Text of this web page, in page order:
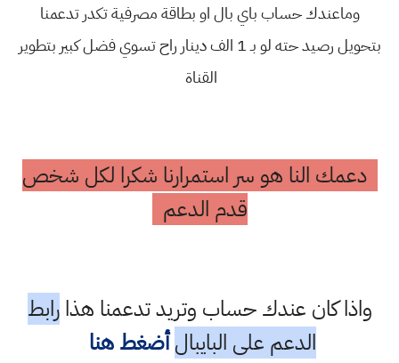
وماعندك حساب باي بال او بطاقة مصرفية تكدر تدعمنا
بتحويل رصيد حته لو بـ 1 الف دينار راح تسوي فضل كبير بتطوير
القناة
دعمك النا هو سر استمرارنا شكرا لكل شخص
قدم الدعم
واذا كان عندك حساب وتريد تدعمنا هذارابط
الدعم على البايبال أضغط هنا